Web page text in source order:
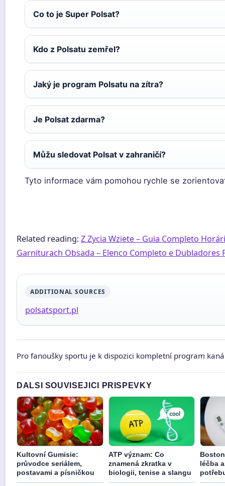
Co to je Super Polsat?
Kdo z Polsatu zemřel?
Jaký je program Polsatu na zítra?
Je Polsat zdarma?
Můžu sledovat Polsat v zahraničí?
Tyto informace vám pomohou rychle se
Related reading:Z Zycia Wziete – Guia Completo
Garniturach Obsada – Elenco Completo e Dubladores
ADDITIONAL SOURCES
polsatsport.pl
Pro fanoušky sportu je k dispozici kompletní program
DALSI SOUVISEJICI PRISPEVKY
Kultovní Gumisie:
průvodce seriálem,
postavami a písničkou
ATP význam: Co
znamená zkratka v
biologii, tenise a slangu
léčba